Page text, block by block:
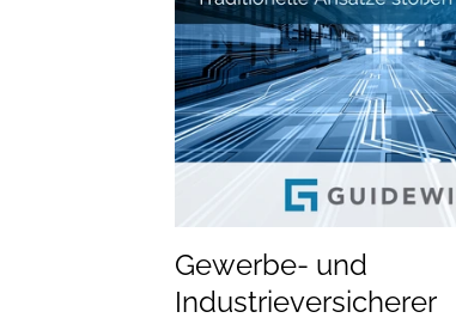
Gewerbe- und
Industrieversicherer